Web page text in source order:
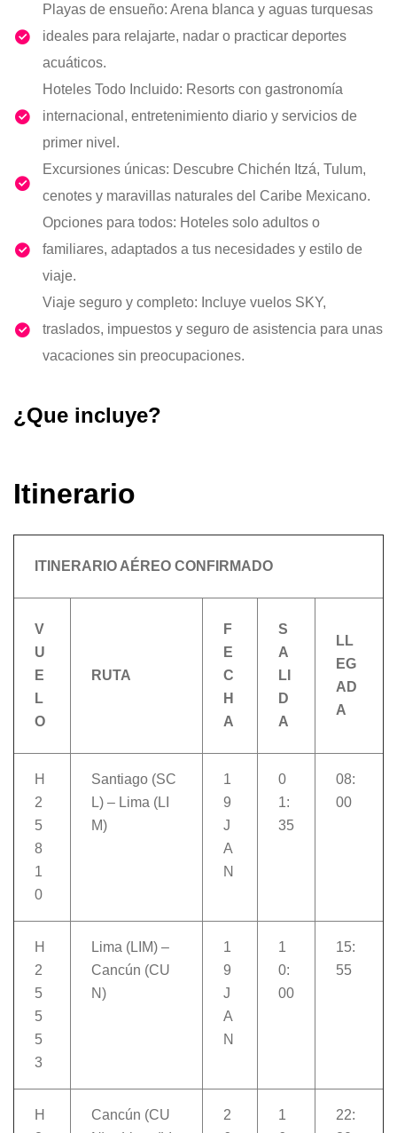
Playas de ensueño: Arena blanca y aguas turquesas
ideales para relajarte, nadar o practicar deportes
acuáticos.
Hoteles Todo Incluido: Resorts con gastronomía
internacional, entretenimiento diario y servicios de
primer nivel.
Excursiones únicas: Descubre Chichén Itzá, Tulum,
cenotes y maravillas naturales del Caribe Mexicano.
Opciones para todos: Hoteles solo adultos o
familiares, adaptados a tus necesidades y estilo de
viaje.
Viaje seguro y completo: Incluye vuelos SKY,
traslados, impuestos y seguro de asistencia para unas
vacaciones sin preocupaciones.
¿Que incluye?
Itinerario
ITINERARIO AÉREO CONFIRMADO
V
U
E
L
O
RUTA
F
E
C
H
A
S
A
LI
D
A
LL
EG
AD
A
H
2
5
8
1
0
Santiago (SC
L) – Lima (LI
M)
1
9
J
A
N
0
1:
35
08:
00
H
2
5
5
5
3
Lima (LIM) –
Cancún (CU
N)
1
9
J
A
N
1
0:
00
15:
55
H
Cancún (CU
2
1
22: